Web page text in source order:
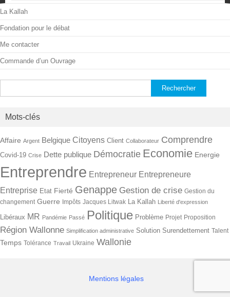
La Kallah
Fondation pour le débat
Me contacter
Commande d’un Ouvrage
Mots-clés
Affaire Argent Belgique Citoyens Client Collaborateur Comprendre
Covid-19 Crise Dette publique Démocratie Economie Energie
Entreprendre Entrepreneur Entrepreneure
Entreprise Etat Fierté Genappe Gestion de crise Gestion du
changement Guerre Impôts Jacques Litwak La Kallah Liberté d'expression
Libéraux MR Pandémie Passé Politique Problème Projet Proposition
Région Wallonne Simplification administrative Solution Surendettement Talent
Temps Tolérance Travail Ukraine Wallonie
Mentions légales